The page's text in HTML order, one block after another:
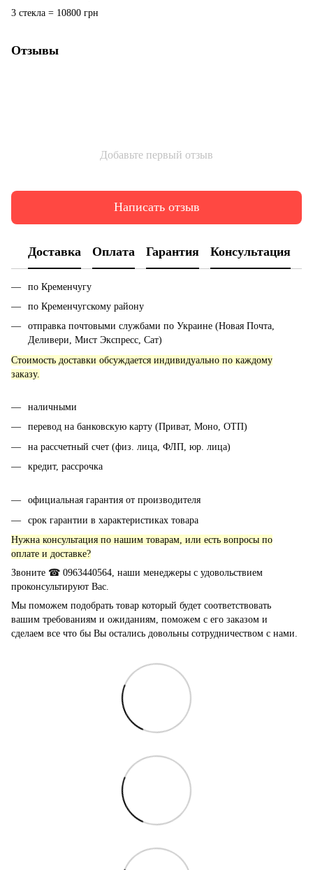
3 стекла = 10800 грн
Отзывы
Добавьте первый отзыв
Написать отзыв
Доставка Оплата Гарантия Консультация
по Кременчугу
по Кременчугскому району
отправка почтовыми службами по Украине (Новая Почта,
Деливери, Мист Экспресс, Сат)
Стоимость доставки обсуждается индивидуально по каждому
заказу.
наличными
перевод на банковскую карту (Приват, Моно, ОТП)
на рассчетный счет (физ. лица, ФЛП, юр. лица)
кредит, рассрочка
официальная гарантия от производителя
срок гарантии в характеристиках товара
Нужна консультация по нашим товарам, или есть вопросы по
оплате и доставке?
Звоните ☎ 0963440564, наши менеджеры с удовольствием
проконсультируют Вас.
Мы поможем подобрать товар который будет соответствовать
вашим требованиям и ожиданиям, поможем с его заказом и
сделаем все что бы Вы остались довольны сотрудничеством с нами.